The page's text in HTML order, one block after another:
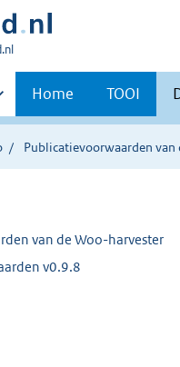
Home TOOI
Publicatievoorwaarden van
van de Woo-harvester
v0.9.8